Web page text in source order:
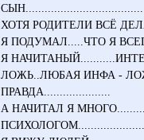
ХОТЯ РОДИТЕЛИ ВСЁ
Я ПОДУМАЛ.....ЧТО Я
Я
ЛОЖЬ..ЛЮБАЯ ИНФА -
ПРАВДА.....................
А НАЧИТАЛ Я